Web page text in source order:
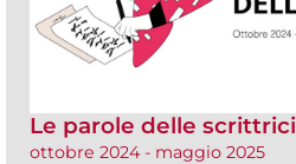
Le parole delle scrittrici
ottobre 2024 - maggio 2025